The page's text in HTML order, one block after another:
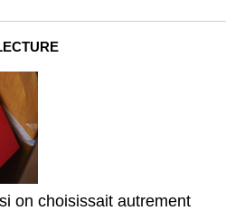
on choisissait autrement